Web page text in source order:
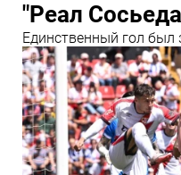
"Реал
Единственный гол был